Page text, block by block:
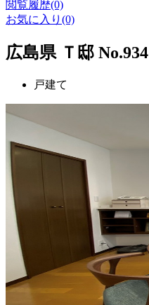
閲覧履歴(0)
お気に入り(0)
広島県 Ｔ邸 No.934
戸建て